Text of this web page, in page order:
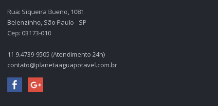
Rua: Siqueira Bueno, 1081
Belenzinho, São Paulo - SP
Cep: 03173-010
11 9.4739-9505 (Atendimento 24h)
contato@planetaaguapotavel.com.br